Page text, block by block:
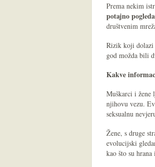
Prema nekim
potajno
društvenim
Rizik koji dolazi
god možda bili
Kakve
Muškarci i žene
njihovu vezu.
seksualnu
Žene, s druge
evolucijski
kao što su hrana